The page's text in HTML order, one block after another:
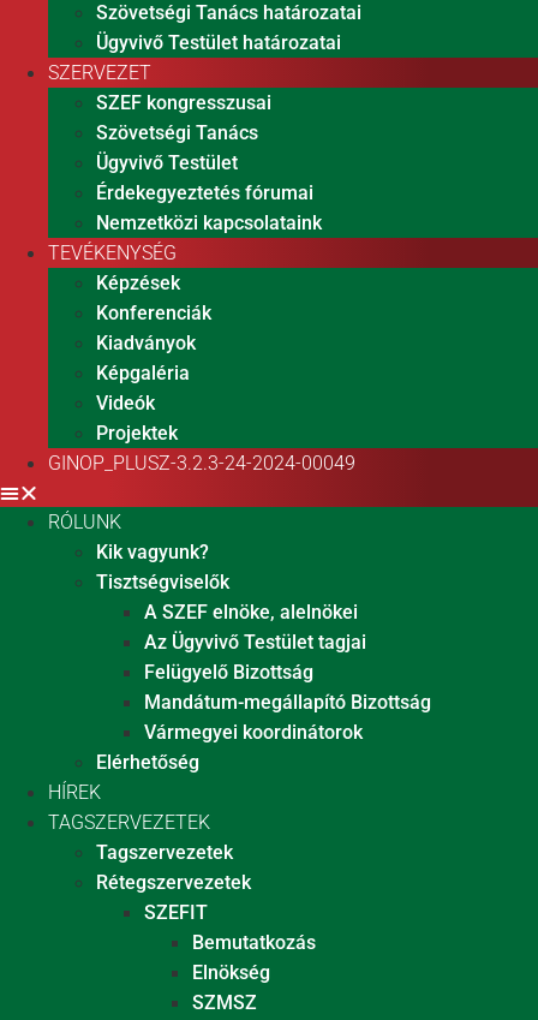
Szövetségi Tanács határozatai
Ügyvivő Testület határozatai
SZERVEZET
SZEF kongresszusai
Szövetségi Tanács
Ügyvivő Testület
Érdekegyeztetés fórumai
Nemzetközi kapcsolataink
TEVÉKENYSÉG
Képzések
Konferenciák
Kiadványok
Képgaléria
Videók
Projektek
GINOP_PLUSZ-3.2.3-24-2024-00049
RÓLUNK
Kik vagyunk?
Tisztségviselők
A SZEF elnöke, alelnökei
Az Ügyvivő Testület tagjai
Felügyelő Bizottság
Mandátum-megállapító Bizottság
Vármegyei koordinátorok
Elérhetőség
HÍREK
TAGSZERVEZETEK
Tagszervezetek
Rétegszervezetek
SZEFIT
Bemutatkozás
Elnökség
SZMSZ